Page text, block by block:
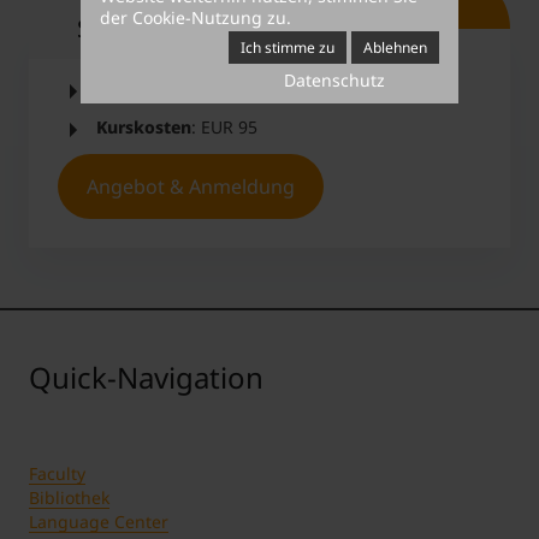
Short Facts
: 05.03.2023
Kurskosten: EUR 95
Angebot & Anmeldung
Quick-Navigation
Faculty
Bibliothek
Language Center
der Cookie-Nutzung zu.
Ich stimme zu Ablehnen
Datenschutz